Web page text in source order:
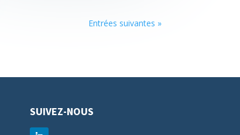
Entrées suivantes »
SUIVEZ-NOUS